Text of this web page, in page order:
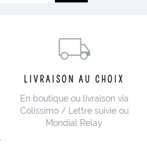
LIVRAISON AU CHOIX
En boutique ou livraison via
Colissimo / Lettre suivie ou
Mondial Relay